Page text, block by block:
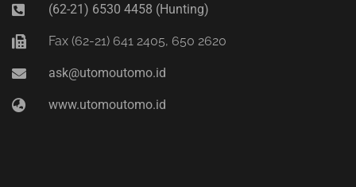
(62-21) 6530 4458 (Hunting)
Fax (62-21) 641 2405, 650 2620
ask@utomoutomo.id
www.utomoutomo.id